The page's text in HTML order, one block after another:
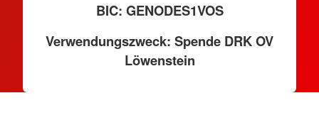
BIC: GENODES1VOS
Verwendungszweck: Spende DRK OV
Löwenstein